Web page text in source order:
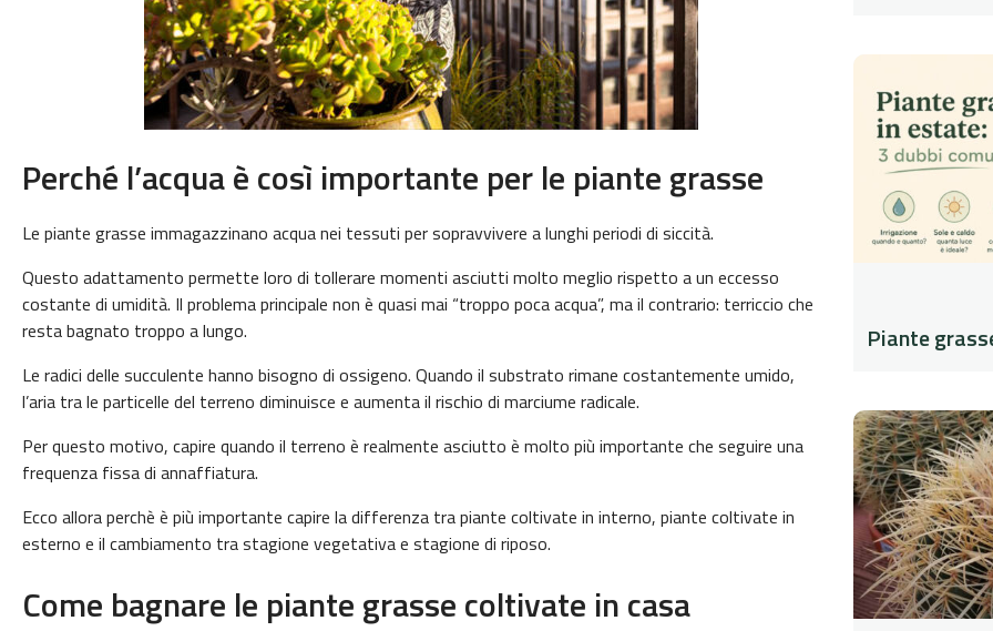
Perché l’acqua è così importante per le piante grasse
Le piante grasse immagazzinano acqua nei tessuti per sopravvivere a lunghi periodi di siccità.
Questo adattamento permette loro di tollerare momenti asciutti molto meglio rispetto a un eccesso
costante di umidità. Il problema principale non è quasi mai “troppo poca acqua”, ma il contrario: terriccio che
resta bagnato troppo a lungo.
Le radici delle succulente hanno bisogno di ossigeno. Quando il substrato rimane costantemente umido,
l’aria tra le particelle del terreno diminuisce e aumenta il rischio di marciume radicale.
Per questo motivo, capire quando il terreno è realmente asciutto è molto più importante che seguire una
frequenza fissa di annaffiatura.
Ecco allora perchè è più importante capire la differenza tra piante coltivate in interno, piante coltivate in
esterno e il cambiamento tra stagione vegetativa e stagione di riposo.
Come bagnare le piante grasse coltivate in casa
Piante